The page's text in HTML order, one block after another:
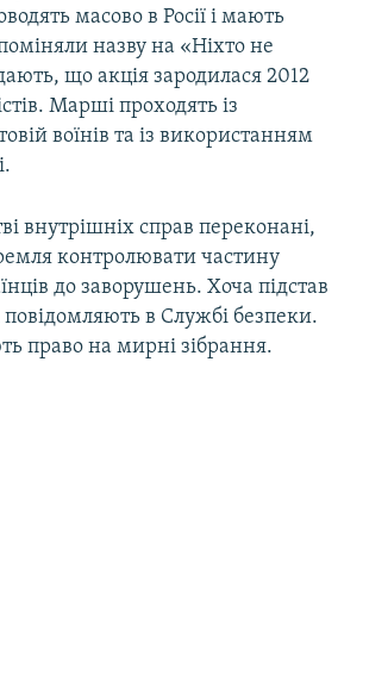
масово в Росії і мають
назву на «Ніхто не
що акція зародилася 2012
Марші проходять із
воїнів та із використанням
внутрішніх справ переконані,
контролювати частину
до заворушень. Хоча підстав
повідомляють в Службі безпеки.
право на мирні зібрання.